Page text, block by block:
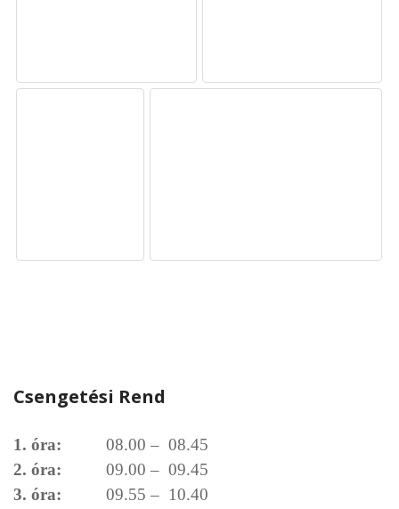
Csengetési Rend
1. óra:
08.00 – 08.45
2. óra: 09.00 – 09.45
3. óra: 09.55 – 10.40